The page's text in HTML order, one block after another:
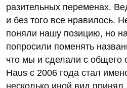
разительных переменах.
и без того все нравилось.
поняли нашу позицию, но
попросили поменять
что мы и сделали с общего
Haus с 2006 года стал
несколько иной вид